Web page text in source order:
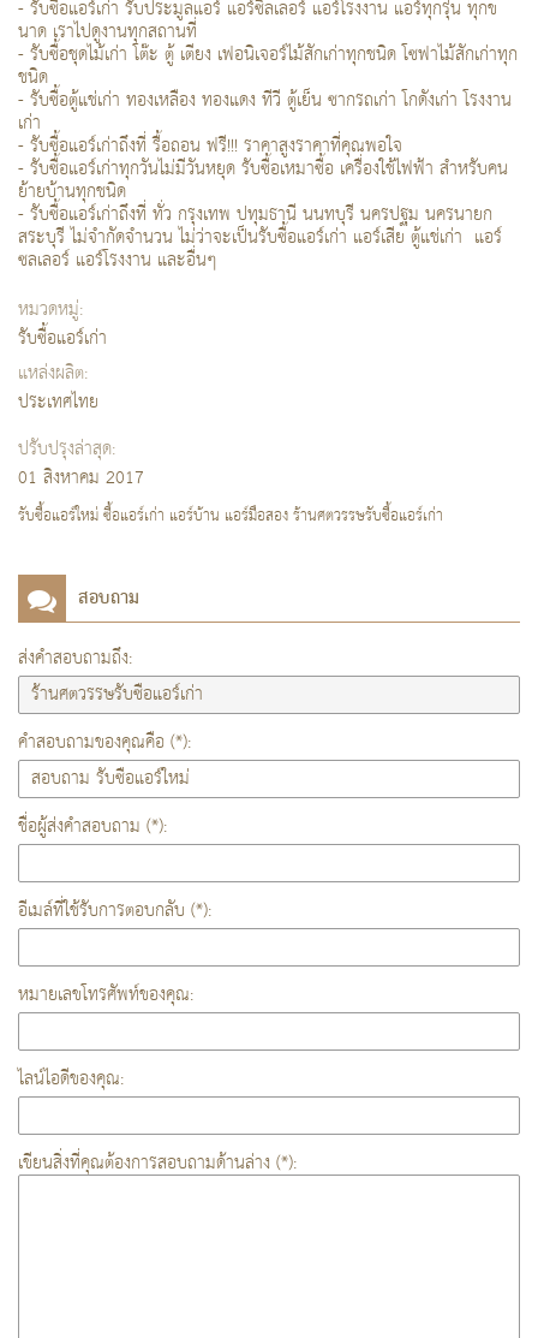
- รับซื้อแอร์เก่า รับประมูลแอร์ แอร์ซิลเลอร์ แอร์โรงงาน แอร์ทุกรุ่น ทุกข
นาด เราไปดูงานทุกสถานที่
- รับซื้อชุดไม้เก่า โต๊ะ ตู้ เตียง เฟอนิเจอร์ไม้สักเก่าทุกชนิด โซฟาไม้สักเก่าทุก
ชนิด
- รับซื้อตู้แช่เก่า ทองเหลือง ทองแดง ทีวี ตู้เย็น ซากรถเก่า โกดังเก่า โรงงาน
เก่า
- รับซื้อแอร์เก่าถึงที่ รื้อถอน ฟรี!!! ราคาสูงราคาที่คุณพอใจ
- รับซื้อแอร์เก่าทุกวันไม่มีวันหยุด รับซื้อเหมาซื้อ เครื่องใช้ไฟฟ้า สำหรับคน
ย้ายบ้านทุกชนิด
- รับซื้อแอร์เก่าถึงที่ ทั่ว กรุงเทพ ปทุมธานี นนทบุรี นครปฐม นครนายก
สระบุรี ไม่จำกัดจำนวน ไม่ว่าจะเป็นรับซื้อแอร์เก่า แอร์เสีย ตู้แช่เก่า แอร์
ซลเลอร์ แอร์โรงงาน และอื่นๆ
หมวดหมู่:
รับซื้อแอร์เก่า
แหล่งผลิต:
ประเทศไทย
ปรับปรุงล่าสุด:
01 สิงหาคม 2017
รับซื้อแอร์ใหม่ ซื้อแอร์เก่า แอร์บ้าน แอร์มือสอง ร้านศตวรรษรับซื้อแอร์เก่า
สอบถาม
ส่งคำสอบถามถึง:
คำสอบถามของคุณคือ (*):
ชื่อผู้ส่งคำสอบถาม (*):
อีเมล์ที่ใช้รับการตอบกลับ (*):
หมายเลขโทรศัพท์ของคุณ:
ไลน์ไอดีของคุณ:
เขียนสิ่งที่คุณต้องการสอบถามด้านล่าง (*):